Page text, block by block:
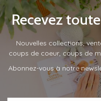
Recevez
Nouvelles collections,
coups de coeur, coups de
Abonnez-vous à notre